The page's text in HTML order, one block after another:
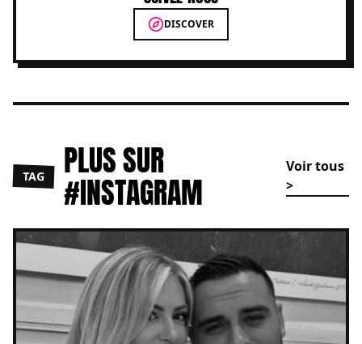
DISCOVER
TAG PLUS SUR
#INSTAGRAM
Voir tous
>